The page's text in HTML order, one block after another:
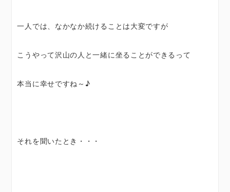
一人では、なかなか続けることは大変ですが
こうやって沢山の人と一緒に坐ることができるって
本当に幸せですね～♪
それを聞いたとき・・・